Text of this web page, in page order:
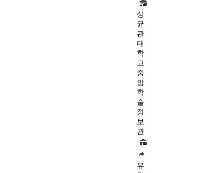
성
균
관
대
학
교
중
앙
학
술
정
보
관
유